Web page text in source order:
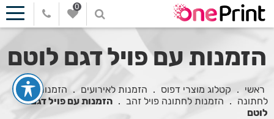
0
הזמנות עם פויל דגם לוטם
ראשי . קטלוג מוצרי דפוס . הזמנות לאירועים . הזמנות
לחתונה . הזמנות לחתונה פויל זהב . הזמנות עם פויל דגם
לוטם